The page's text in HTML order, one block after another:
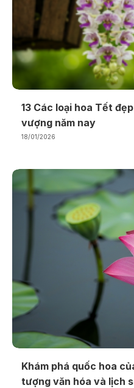
13 Các loại hoa Tết
vượng năm nay
18/01/2026
Khám phá quốc hoa
tượng văn hóa và lịch